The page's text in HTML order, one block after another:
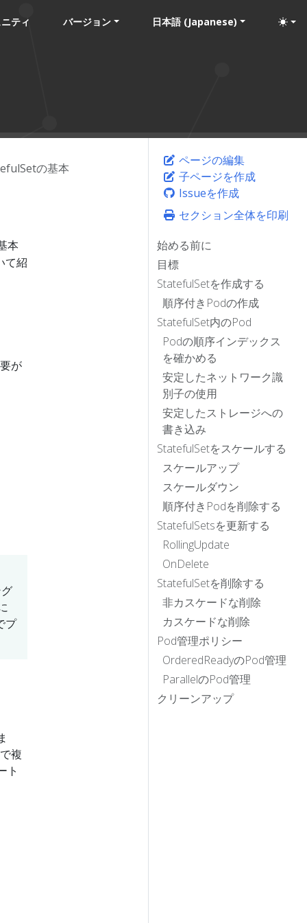
ティ バージョン 日本語 (Japanese)
ページの編集
子ページを作成
Issueを作成
セクション全体を印刷
始める前に
目標
StatefulSetを作成する
順序付きPodの作成
StatefulSet内のPod
Podの順序インデックス
を確かめる
安定したネットワーク識
別子の使用
安定したストレージへの
書き込み
StatefulSetをスケールする
スケールアップ
スケールダウン
順序付きPodを削除する
StatefulSetsを更新する
RollingUpdate
OnDelete
StatefulSetを削除する
非カスケードな削除
カスケードな削除
Pod管理ポリシー
OrderedReadyのPod管理
ParallelのPod管理
クリーンアップ
の基本
本
て紹
が
プ
複
ト